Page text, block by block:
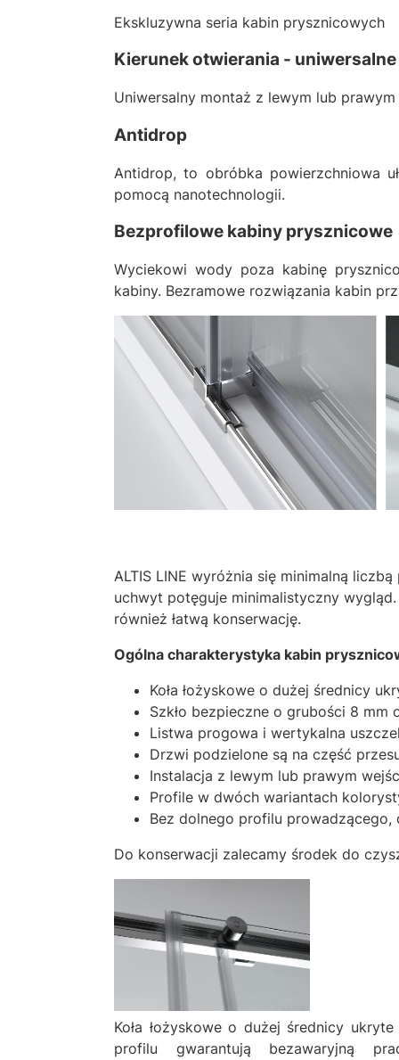
Ekskluzywna seria kabin prysznicowych
Kierunek otwierania - uniwersalne
Uniwersalny montaż z lewym lub
Antidrop
Antidrop, to obróbka powierzchniowa
pomocą nanotechnologii.
Bezprofilowe kabiny prysznicowe
Wyciekowi wody poza kabinę
kabiny. Bezramowe rozwiązania kabin
ALTIS LINE wyróżnia się minimalną
uchwyt potęguje minimalistyczny
również łatwą konserwację.
Ogólna charakterystyka kabin
Koła łożyskowe o dużej średnicy
Szkło bezpieczne o grubości 8 mm
Listwa progowa i wertykalna
Drzwi podzielone są na część
Instalacja z lewym lub prawym
Profile w dwóch wariantach
Bez dolnego profilu prowadzącego,
Do konserwacji zalecamy środek do
Koła łożyskowe o dużej średnicy ukryte
profilu gwarantują bezawaryjną